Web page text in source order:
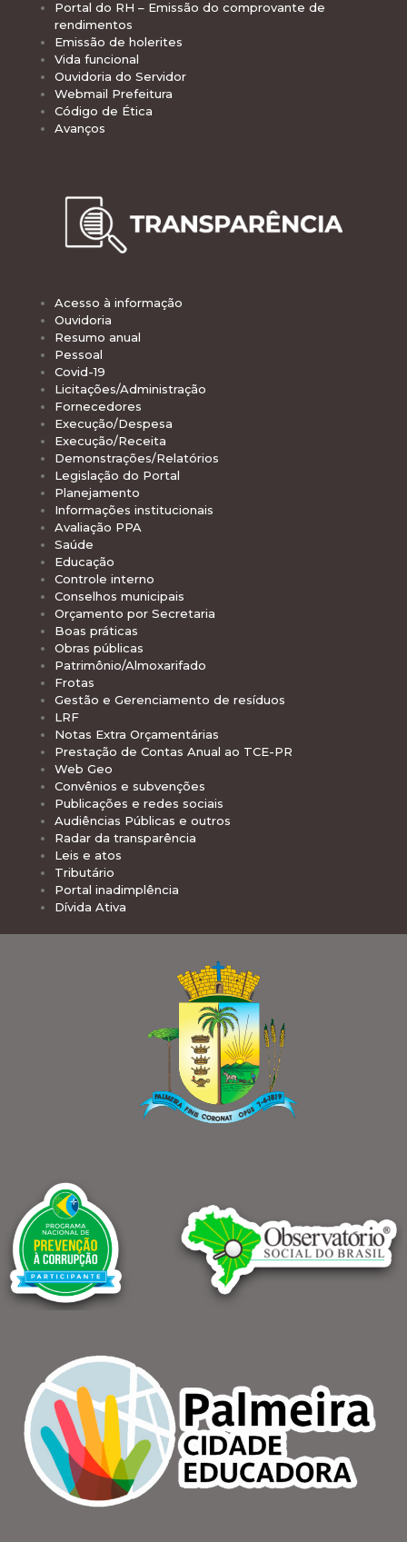
Portal do RH – Emissão do comprovante de
rendimentos
Emissão de holerites
Vida funcional
Ouvidoria do Servidor
Webmail Prefeitura
Código de Ética
Avanços
Acesso à informação
Ouvidoria
Resumo anual
Pessoal
Covid-19
Licitações/Administração
Fornecedores
Execução/Despesa
Execução/Receita
Demonstrações/Relatórios
Legislação do Portal
Planejamento
Informações institucionais
Avaliação PPA
Saúde
Educação
Controle interno
Conselhos municipais
Orçamento por Secretaria
Boas práticas
Obras públicas
Patrimônio/Almoxarifado
Frotas
Gestão e Gerenciamento de resíduos
LRF
Notas Extra Orçamentárias
Prestação de Contas Anual ao TCE-PR
Web Geo
Convênios e subvenções
Publicações e redes sociais
Audiências Públicas e outros
Radar da transparência
Leis e atos
Tributário
Portal inadimplência
Dívida Ativa